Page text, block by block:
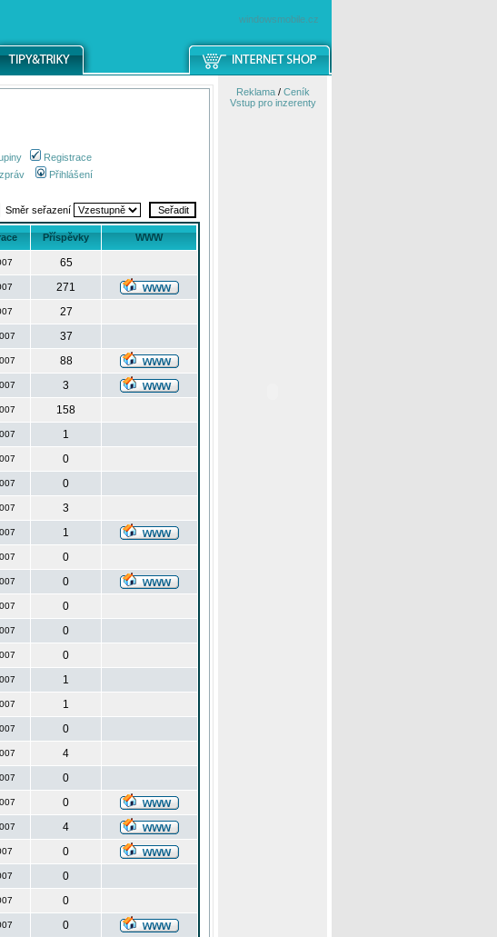
windowsmobile.cz
Registrace
Přihlášení
Směr seřazení
Příspěvky WWW
65
271
27
37
88
3
158
1
0
0
3
1
0
0
0
0
0
1
1
0
4
0
0
4
0
0
0
0
Reklama/ Ceník
Vstup pro inzerenty